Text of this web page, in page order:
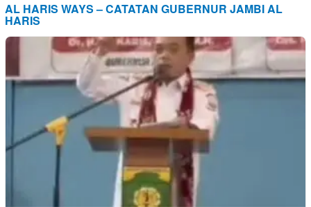
AL HARIS WAYS – CATATAN GUBERNUR JAMBI AL
HARIS